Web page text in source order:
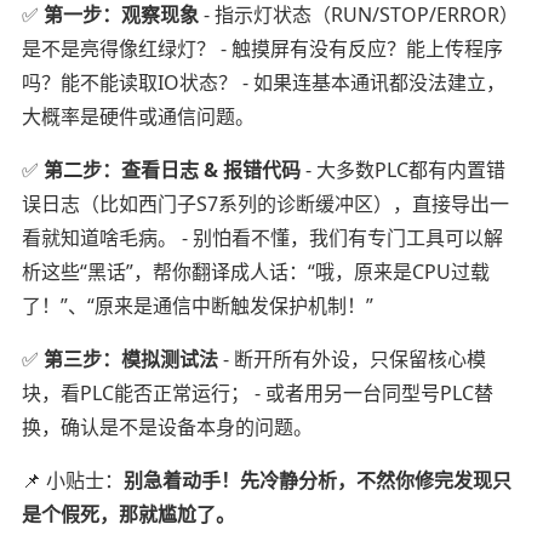
✅ 第一步：观察现象- 指示灯状态（RUN/STOP/ERROR）
是不是亮得像红绿灯？ - 触摸屏有没有反应？能上传程序
吗？能不能读取IO状态？ - 如果连基本通讯都没法建立，
大概率是硬件或通信问题。
✅ 第二步：查看日志 & 报错代码- 大多数PLC都有内置错
误日志（比如西门子S7系列的诊断缓冲区），直接导出一
看就知道啥毛病。 - 别怕看不懂，我们有专门工具可以解
析这些“黑话”，帮你翻译成人话：“哦，原来是CPU过载
了！”、“原来是通信中断触发保护机制！”
✅ 第三步：模拟测试法- 断开所有外设，只保留核心模
块，看PLC能否正常运行； - 或者用另一台同型号PLC替
换，确认是不是设备本身的问题。
📌 小贴士： 别急着动手！先冷静分析，不然你修完发现只
是个假死，那就尴尬了。